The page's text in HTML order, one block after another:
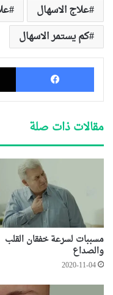
علاج الاسهال
كم يستمر الاسهال
فيسبوك
مقالات ذات صلة
مسببات لسرعة خفقان القلب
والصداع
2020-11-04